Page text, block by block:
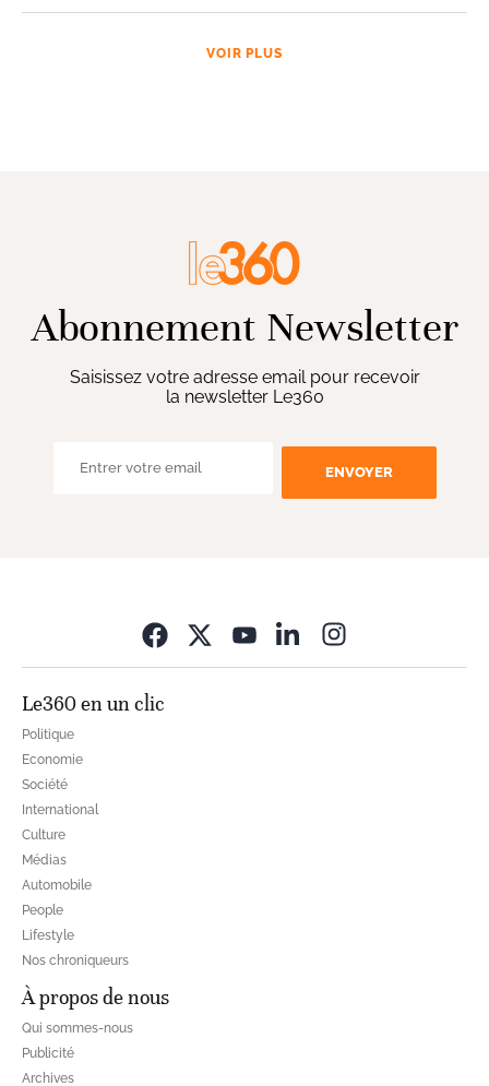
VOIR PLUS
Abonnement Newsletter
Saisissez votre adresse email pour recevoir
la newsletter Le360
ENVOYER
Le360 en un clic
Politique
Economie
Société
International
Culture
Médias
Automobile
People
Lifestyle
Nos chroniqueurs
À propos de nous
Qui sommes-nous
Publicité
Archives